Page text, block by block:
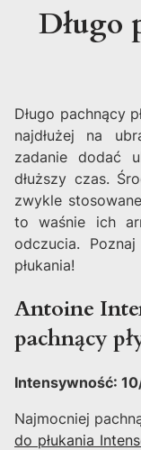
Długo
Długo pachnący
najdłużej na
zadanie dodać
dłuższy czas.
zwykle
to waśnie ich
odczucia.
płukania!
Antoine
pachnący
Intensywność:
Najmocniej
do płukania